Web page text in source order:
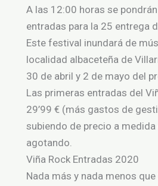
A las 12:00 horas se
entradas para la 25 entrega
Este festival inundará de
localidad albaceteña de
30 de abril y 2 de mayo del
Las primeras entradas del
29’99 € (más gastos de
subiendo de precio a medida
agotando.
Viña Rock Entradas 2020
Nada más y nada menos